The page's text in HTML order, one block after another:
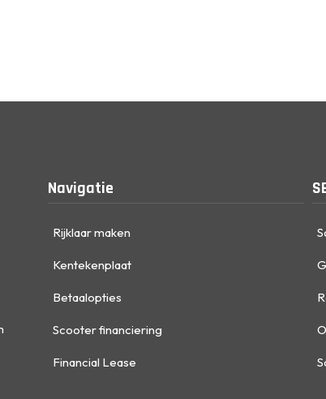
Navigatie
Rijklaar maken
Kentekenplaat
Betaalopties
Scooter financiering
Financial Lease